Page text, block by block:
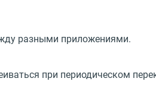
разными приложениями.
при периодическом